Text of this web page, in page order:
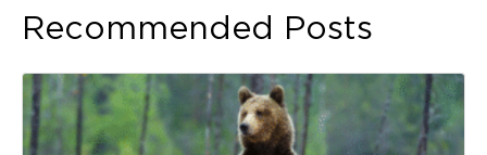
Recommended Posts